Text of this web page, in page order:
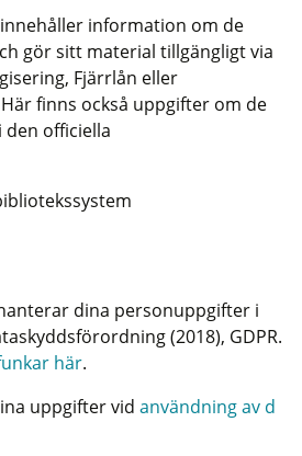
information om de
gör sitt material tillgängligt via
Fjärrlån eller
finns också uppgifter om de
officiella
dina personuppgifter i
(2018), GDPR.
här.
uppgifter vid användning av d